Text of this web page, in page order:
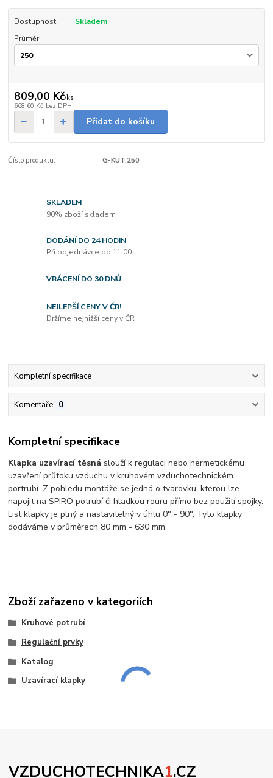
Dostupnost
Skladem
Průměr
809,00 Kč/ks
668,60 Kč bez DPH
Přidat do košíku
Číslo produktu: G-KUT.250
SKLADEM
90% zboží skladem
DODÁNÍ DO 24 HODIN
Při objednávce do 11:00
VRÁCENÍ DO 30 DNŮ
NEJLEPŠÍ CENY V ČR!
Držíme nejnižší ceny v ČR
Kompletní specifikace
Komentáře 0
Kompletní specifikace
Klapka uzavírací těsná slouží k regulaci nebo hermetickému
uzavření průtoku vzduchu v kruhovém vzduchotechnickém
portrubí. Z pohledu montáže se jedná o tvarovku, kterou lze
napojit na SPIRO potrubí či hladkou rouru přímo bez použití spojky.
List klapky je plný a nastavitelný v úhlu 0° - 90°. Tyto klapky
dodáváme v průměrech 80 mm - 630 mm.
Zboží zařazeno v kategoriích
Kruhové potrubí
Regulační prvky
Katalog
Uzavírací klapky
VZDUCHOTECHNIKA1.CZ